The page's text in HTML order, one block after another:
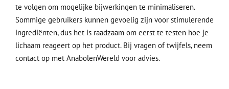
te volgen om mogelijke bijwerkingen te minimaliseren.
Sommige gebruikers kunnen gevoelig zijn voor stimulerende
ingrediënten, dus het is raadzaam om eerst te testen hoe je
lichaam reageert op het product. Bij vragen of twijfels, neem
contact op met AnabolenWereld voor advies.